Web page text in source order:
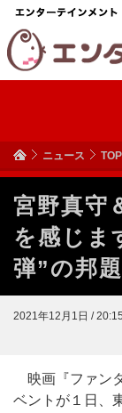
ニュース
宮野真守
を感じ
弾”の邦
2021年12月1日 / 20:15
映画『ファン
ベントが１日、